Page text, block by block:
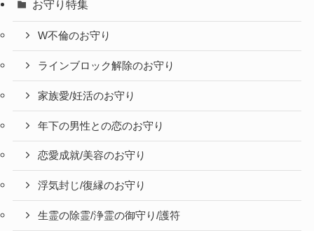
お守り特集
W不倫のお守り
ラインブロック解除のお守り
家族愛/妊活のお守り
年下の男性との恋のお守り
恋愛成就/美容のお守り
浮気封じ/復縁のお守り
生霊の除霊/浄霊の御守り/護符